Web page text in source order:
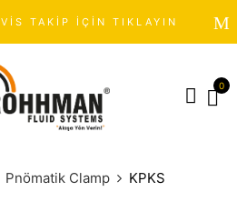
TAKİP İÇİN TIKLAYIN
0
Pnömatik Clamp
KPKS